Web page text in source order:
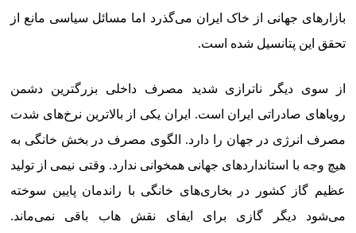
بازارهای جهانی از خاک ایران می‌گذرد اما مسائل سیاسی مانع از
تحقق این پتانسیل شده است.
از سوی دیگر ناترازی شدید مصرف داخلی بزرگترین دشمن
رویاهای صادراتی ایران است. ایران یکی از بالاترین نرخ‌های شدت
مصرف انرژی در جهان را دارد. الگوی مصرف در بخش خانگی به
هیچ وجه با استانداردهای جهانی همخوانی ندارد. وقتی نیمی از تولید
عظیم گاز کشور در بخاری‌های خانگی با راندمان پایین سوخته
می‌شود دیگر گازی برای ایفای نقش هاب باقی نمی‌ماند.